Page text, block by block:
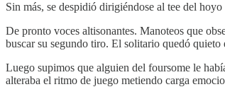
Sin más, se despidió dirigiéndose al tee del
De pronto voces altisonantes. Manoteos que
buscar su segundo tiro. El solitario quedó
Luego supimos que alguien del foursome le
alteraba el ritmo de juego metiendo carga